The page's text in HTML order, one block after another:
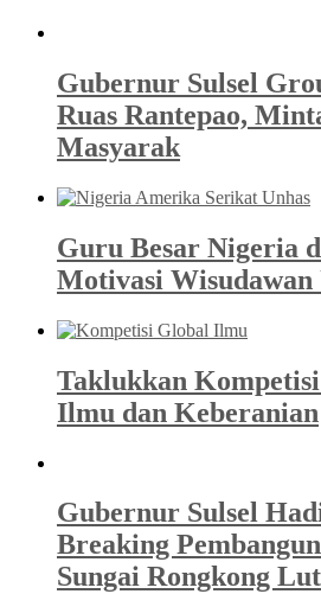
Gubernur Sulsel
Ruas Rantepao,
Masyarak
Guru Besar Nigeria
Motivasi Wisudawan
Taklukkan
Ilmu dan Keberanian
Gubernur Sulsel
Breaking
Sungai Rongkong